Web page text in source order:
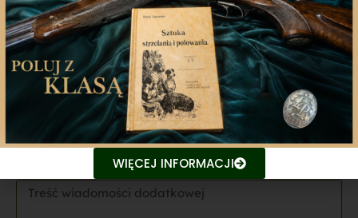
Wpisz lokalizację
Pobierz lokalizacje z GPS urządzenia
WIĘCEJ INFORMACJI